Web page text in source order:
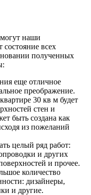
наши
всех
полученных
еще отличное
преображение.
30 кв м будет
стен и
быть создана как
из пожеланий
целый ряд работ:
и других
и прочее.
количество
дизайнеры,
и другие.